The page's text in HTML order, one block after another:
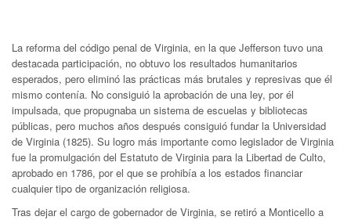
La reforma del código penal de Virginia, en la que Jefferson tuvo una
destacada participación, no obtuvo los resultados humanitarios
esperados, pero eliminó las prácticas más brutales y represivas que él
mismo contenía. No consiguió la aprobación de una ley, por él
impulsada, que propugnaba un sistema de escuelas y bibliotecas
públicas, pero muchos años después consiguió fundar la Universidad
de Virginia (1825). Su logro más importante como legislador de Virginia
fue la promulgación del Estatuto de Virginia para la Libertad de Culto,
aprobado en 1786, por el que se prohibía a los estados financiar
cualquier tipo de organización religiosa.
Tras dejar el cargo de gobernador de Virginia, se retiró a Monticello a